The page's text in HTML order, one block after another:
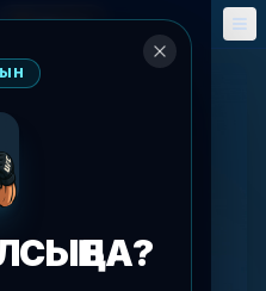
📅 Оқиғалар
БА?